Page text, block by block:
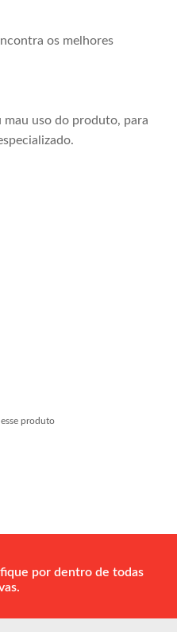
os melhores
mau uso do produto, para
produto
por dentro de todas